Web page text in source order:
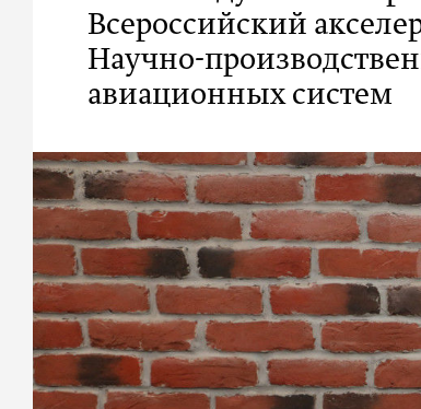
Всероссийский
Научно-
авиационных систем